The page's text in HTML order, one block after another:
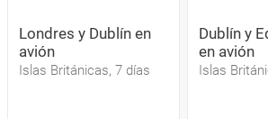
Londres y Dublín en
avión
Islas Británicas, 7 días
Dublín y
en avión
Islas